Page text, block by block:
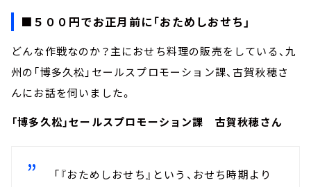
■５００円でお正月前に「おためしおせち」
どんな作戦なのか？主におせち料理の販売をしている、九
州の「博多久松」セールスプロモーション課、古賀秋穂さ
んにお話を伺いました。
「博多久松」セールスプロモーション課 古賀秋穂さん
「『おためしおせち』という、おせち時期より